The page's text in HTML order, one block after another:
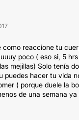
como reaccione tu
poco ( eso si, 5
mejillas) Solo tenía
puedes hacer tu vida
( porque duele la
de una semana